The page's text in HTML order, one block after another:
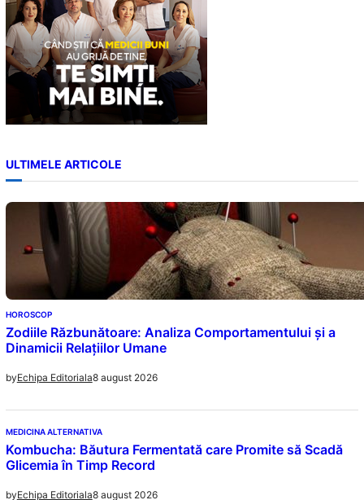
ULTIMELE ARTICOLE
HOROSCOP
Zodiile Răzbunătoare: Analiza Comportamentului și a
Dinamicii Relațiilor Umane
byEchipa Editoriala8 august 2026
MEDICINA ALTERNATIVA
Kombucha: Băutura Fermentată care Promite să Scadă
Glicemia în Timp Record
byEchipa Editoriala8 august 2026